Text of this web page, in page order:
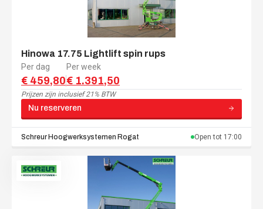
Hinowa 17.75 Lightlift spin rups
Per dag
€ 459,80
Per week
€ 1.391,50
Prijzen zijn inclusief 21% BTW
Nu reserveren
Schreur Hoogwerksystemen Rogat Open tot 17:00